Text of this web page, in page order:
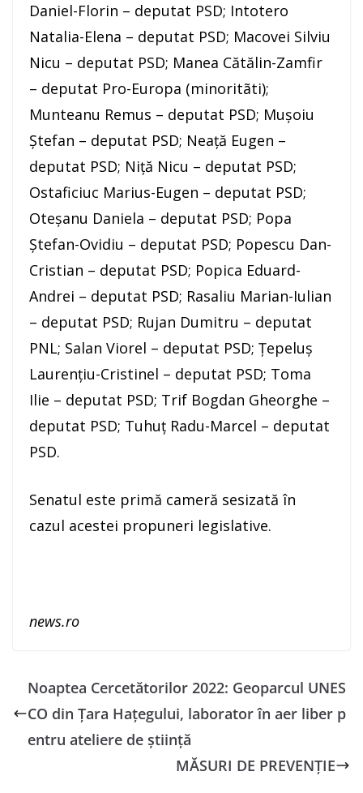
Daniel-Florin – deputat PSD; Intotero
Natalia-Elena – deputat PSD; Macovei Silviu
Nicu – deputat PSD; Manea Cătălin-Zamfir
– deputat Pro-Europa (minoritãti);
Munteanu Remus – deputat PSD; Muşoiu
Ştefan – deputat PSD; Neaţă Eugen –
deputat PSD; Niţă Nicu – deputat PSD;
Ostaficiuc Marius-Eugen – deputat PSD;
Oteşanu Daniela – deputat PSD; Popa
Ştefan-Ovidiu – deputat PSD; Popescu Dan-
Cristian – deputat PSD; Popica Eduard-
Andrei – deputat PSD; Rasaliu Marian-Iulian
– deputat PSD; Rujan Dumitru – deputat
PNL; Salan Viorel – deputat PSD; Ţepeluş
Laurenţiu-Cristinel – deputat PSD; Toma
Ilie – deputat PSD; Trif Bogdan Gheorghe –
deputat PSD; Tuhuţ Radu-Marcel – deputat
PSD.
Senatul este primă cameră sesizată în
cazul acestei propuneri legislative.
news.ro
Noaptea Cercetătorilor 2022: Geoparcul UNES
CO din Țara Hațegului, laborator în aer liber p
entru ateliere de știință
MĂSURI DE PREVENȚIE